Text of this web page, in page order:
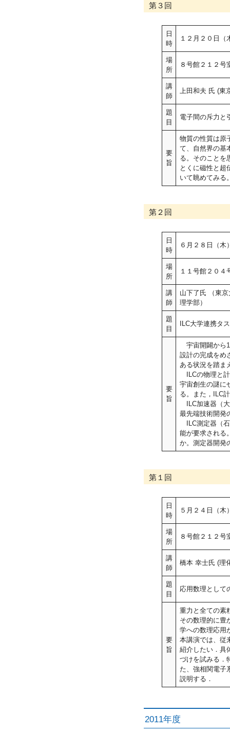
第３回
日
時
１２月２０日
場
所
８号館２１２号
講
師
上田和夫 氏 (東
題
目
電子間の斥力と
要
旨
物質の性質は原
て、自然界の基
る。そのことを
とくに磁性と超
いて眺めてみる
第２回
日
時
６月２８日（
場
所
１１号館２０４
講
師
山下了氏 （東
理学部）
題
目
ILC大学連携タ
要
旨
宇宙開闢から1
設計の完成をめ
ある状況を踏ま
ILCの物理と計
宇宙創生の謎に
る。また，ILC
ILC加速器（大
最先端技術開発
ILC測定器（石
能が要求される
か。測定器開発
第１回
日
時
５月２４日（
場
所
８号館２１２号
講
師
橋本 幸士氏 (理
題
目
応用数理として
要
旨
重力と全ての素
その数理的に豊
学への数理応用
本講演では、従
紹介したい．具
づけを試みる．
た、強相関電子
説明する．
2011年度